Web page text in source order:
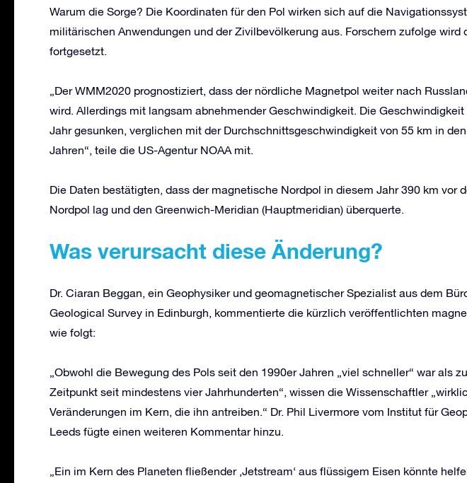
Warum die Sorge? Die Koordinaten für den Pol wirken sich auf die
militärischen Anwendungen und der Zivilbevölkerung aus. Forschern zufolge wird
fortgesetzt.
„Der WMM2020 prognostiziert, dass der nördliche Magnetpol weiter nach
wird. Allerdings mit langsam abnehmender Geschwindigkeit. Die
Jahr gesunken, verglichen mit der Durchschnittsgeschwindigkeit von 55 km in
Jahren“, teile die US-Agentur NOAA mit.
Die Daten bestätigten, dass der magnetische Nordpol in diesem Jahr 390 km vor
Nordpol lag und den Greenwich-Meridian (Hauptmeridian) überquerte.
Was verursacht diese Änderung?
Dr. Ciaran Beggan, ein Geophysiker und geomagnetischer Spezialist aus dem
Geological Survey in Edinburgh, kommentierte die kürzlich veröffentlichten
wie folgt:
„Obwohl die Bewegung des Pols seit den 1990er Jahren „viel schneller“ war als
Zeitpunkt seit mindestens vier Jahrhunderten“, wissen die Wissenschaftler
Veränderungen im Kern, die ihn antreiben.“ Dr. Phil Livermore vom Institut für
Leeds fügte einen weiteren Kommentar hinzu.
„Ein im Kern des Planeten fließender ‚Jetstream‘ aus flüssigem Eisen könnte